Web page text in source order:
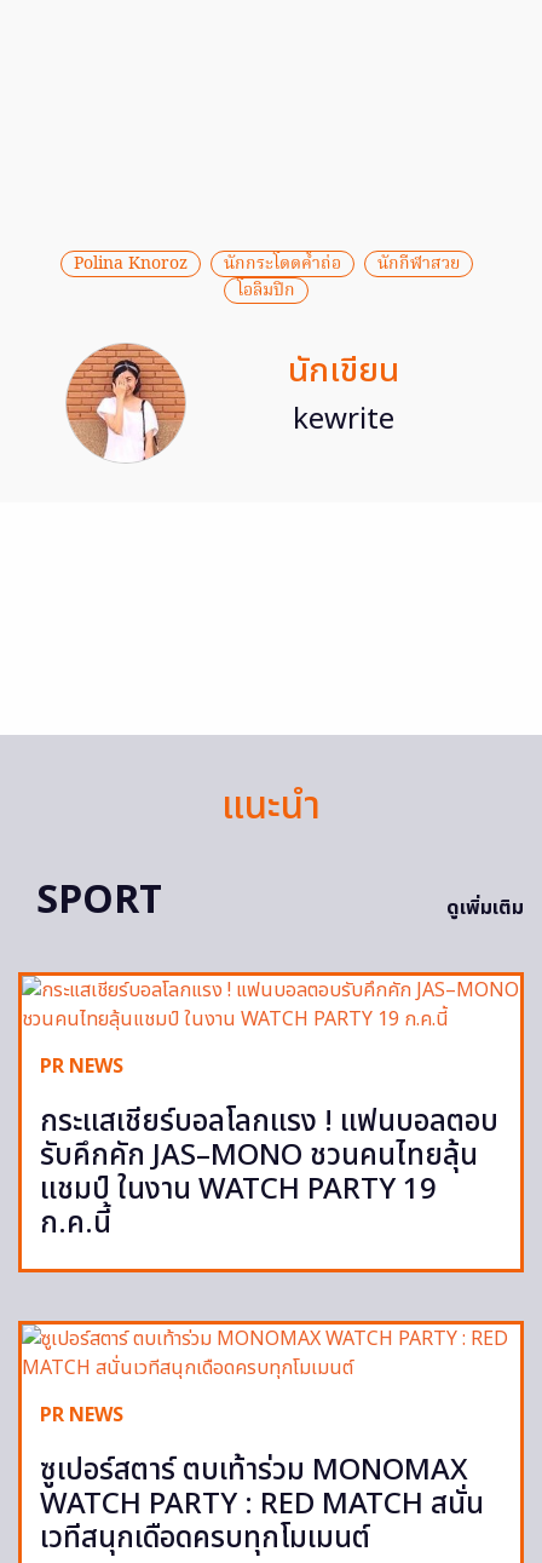
Polina Knoroz นักกระโดดค้ำถ่อ
นักกีฬาสวย
โอลิมปิก
นักเขียน
kewrite
แนะนำ
SPORT
ดูเพิ่มเติม
PR NEWS
กระแสเชียร์บอลโลกแรง ! แฟนบอลตอบ
รับคึกคัก JAS–MONO ชวนคนไทยลุ้น
แชมป์ ในงาน WATCH PARTY 19
ก.ค.นี้
PR NEWS
ซูเปอร์สตาร์ ตบเท้าร่วม MONOMAX
WATCH PARTY : RED MATCH สนั่น
เวทีสนุกเดือดครบทุกโมเมนต์